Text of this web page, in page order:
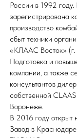
России в 1992
зарегистрирована
производство
сбыт техники
«КЛААС Восток»
Подготовка и
компании, а также
консультантов
собственной
Воронеже.
В 2016 году открыт
Завод в